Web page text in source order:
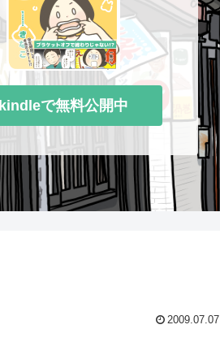
kindleで無料公開中
2009.07.07